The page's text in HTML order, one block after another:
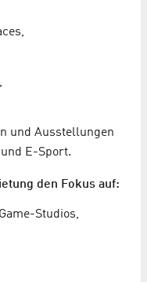
und Ausstellungen
E-Sport.
den Fokus auf:
Studios,